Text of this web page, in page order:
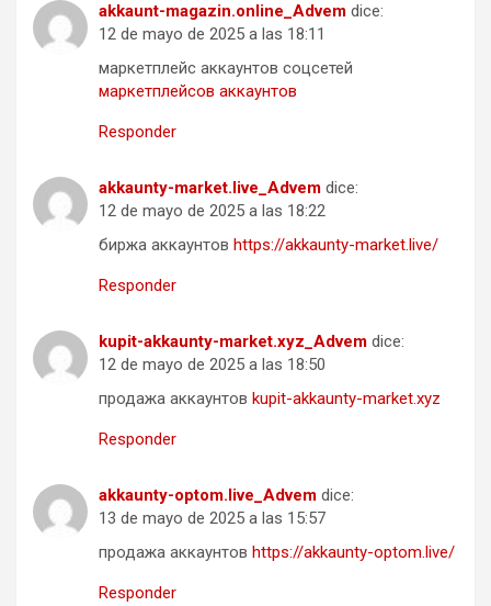
akkaunt-magazin.online_Advem dice:
12 de mayo de 2025 a las 18:11
маркетплейс аккаунтов соцсетей
маркетплейсов аккаунтов
Responder
akkaunty-market.live_Advem dice:
12 de mayo de 2025 a las 18:22
биржа аккаунтов https://akkaunty-market.live/
Responder
kupit-akkaunty-market.xyz_Advem dice:
12 de mayo de 2025 a las 18:50
продажа аккаунтов kupit-akkaunty-market.xyz
Responder
akkaunty-optom.live_Advem dice:
13 de mayo de 2025 a las 15:57
продажа аккаунтов https://akkaunty-optom.live/
Responder